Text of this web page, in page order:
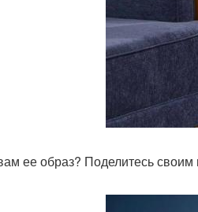
ее образ? Поделитесь